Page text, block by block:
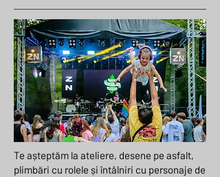
Te așteptăm la ateliere, desene pe asfalt,
plimbări cu rolele și întâlniri cu personaje de